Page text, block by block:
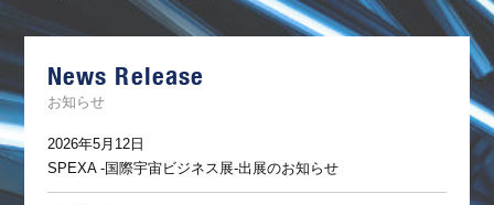
ポ
News Release
お知らせ
2026年5月12日
SPEXA -国際宇宙ビジネス展-出展のお知らせ